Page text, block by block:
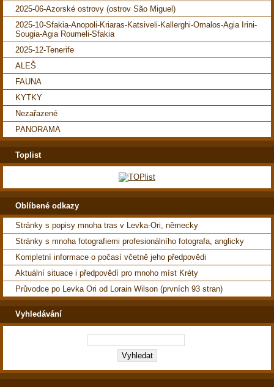
2025-06-Azorské ostrovy (ostrov São Miguel)
2025-10-Sfakia-Anopoli-Kriaras-Katsiveli-Kallerghi-Omalos-Agia Irini-
Sougia-Agia Roumeli-Sfakia
2025-12-Tenerife
ALEŠ
FAUNA
KYTKY
Nezařazené
PANORAMA
Toplist
Oblíbené odkazy
Stránky s popisy mnoha tras v Levka-Ori, německy
Stránky s mnoha fotografiemi profesionálního fotografa, anglicky
Kompletní informace o počasí včetně jeho předpovědi
Aktuální situace i předpovědí pro mnoho míst Kréty
Průvodce po Levka Ori od Lorain Wilson (prvních 93 stran)
Vyhledávání